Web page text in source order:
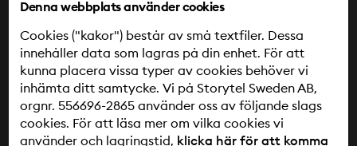
Denna webbplats använder cookies
Cookies ("kakor") består av små textfiler. Dessa
innehåller data som lagras på din enhet. För att
kunna placera vissa typer av cookies behöver vi
inhämta ditt samtycke. Vi på Storytel Sweden AB,
orgnr. 556696-2865 använder oss av följande slags
cookies. För att läsa mer om vilka cookies vi
använder och lagringstid, klicka här för att komma